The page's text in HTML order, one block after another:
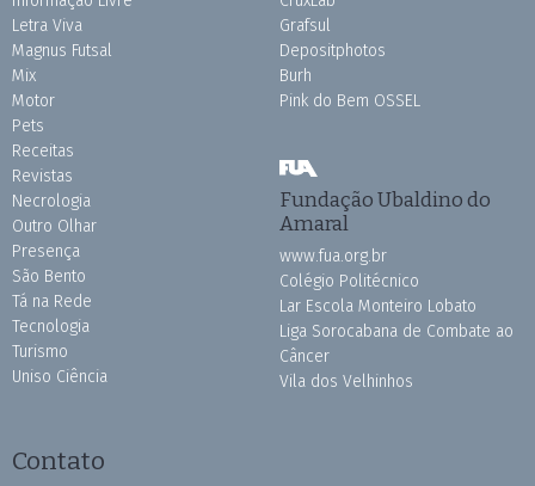
Letra Viva
Magnus Futsal
Mix
Motor
Pets
Receitas
Revistas
Necrologia
Outro Olhar
Presença
São Bento
Tá na Rede
Tecnologia
Turismo
Uniso Ciência
Grafsul
Depositphotos
Burh
Pink do Bem OSSEL
Fundação Ubaldino do
Amaral
www.fua.org.br
Colégio Politécnico
Lar Escola Monteiro Lobato
Liga Sorocabana de Combate ao
Câncer
Vila dos Velhinhos
Contato